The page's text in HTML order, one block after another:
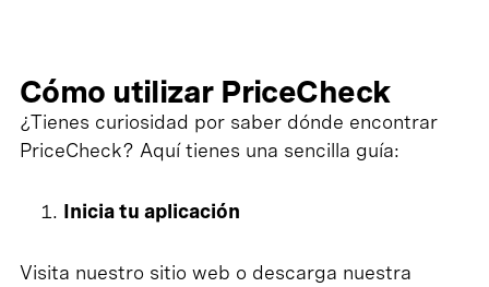
Cómo utilizar PriceCheck
¿Tienes curiosidad por saber dónde encontrar
PriceCheck? Aquí tienes una sencilla guía:
Inicia tu aplicación
Visita nuestro sitio web o descarga nuestra